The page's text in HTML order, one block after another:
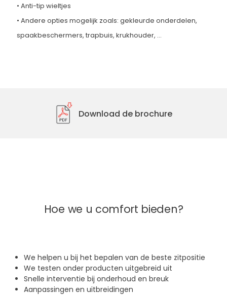
• Anti-tip wieltjes
• Andere opties mogelijk zoals: gekleurde onderdelen,
spaakbeschermers, trapbuis, krukhouder, …
Download de brochure
Hoe we u comfort bieden?
We helpen u bij het bepalen van de beste zitpositie
We testen onder producten uitgebreid uit
Snelle interventie bij onderhoud en breuk
Aanpassingen en uitbreidingen